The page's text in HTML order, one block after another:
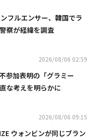
フルエンサー、韓国でラ
察が経緯を調査
2026/08/06 02:59
参加表明の「グラミー
な考えを明らかに
2026/08/06 09:15
ウォンビンが同じブラン